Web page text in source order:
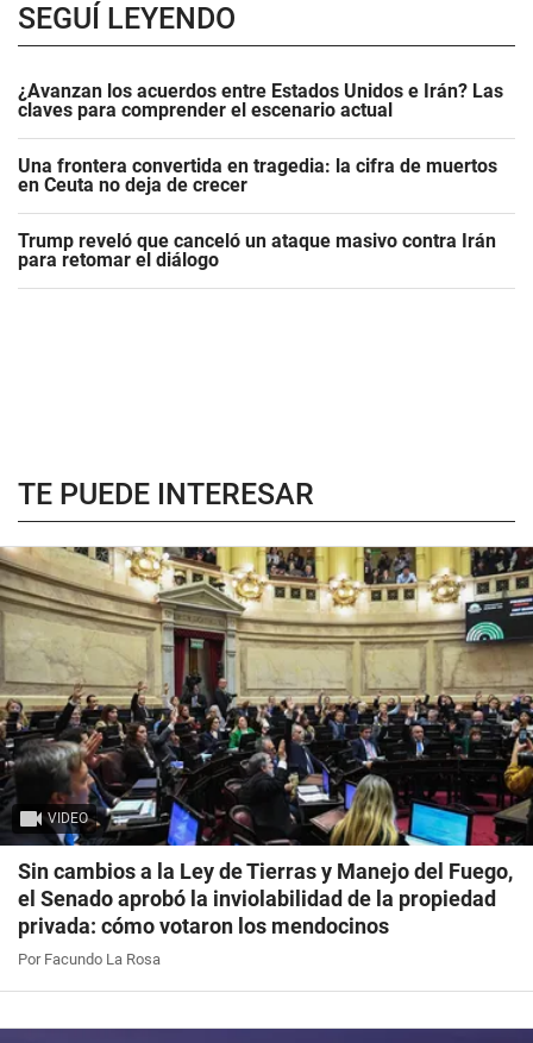
SEGUÍ LEYENDO
¿Avanzan los acuerdos entre Estados Unidos e Irán? Las
claves para comprender el escenario actual
Una frontera convertida en tragedia: la cifra de muertos
en Ceuta no deja de crecer
Trump reveló que canceló un ataque masivo contra Irán
para retomar el diálogo
TE PUEDE INTERESAR
VIDEO
Sin cambios a la Ley de Tierras y Manejo del Fuego,
el Senado aprobó la inviolabilidad de la propiedad
privada: cómo votaron los mendocinos
Por Facundo La Rosa